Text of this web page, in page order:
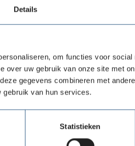
Details
om functies voor social
over uw gebruik van onze site met
gegevens combineren met
van hun services.
Statistieken
op een rij
tarieven
bijna 25 jaar actief in de sector
maar ze zijn allemaal
bedrijfskunde, marketing,